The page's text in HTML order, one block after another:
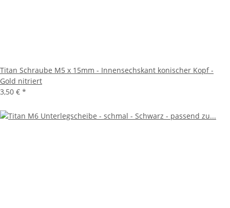
Titan Schraube M5 x 15mm - Innensechskant konischer Kopf -
Gold nitriert
3,50 € *